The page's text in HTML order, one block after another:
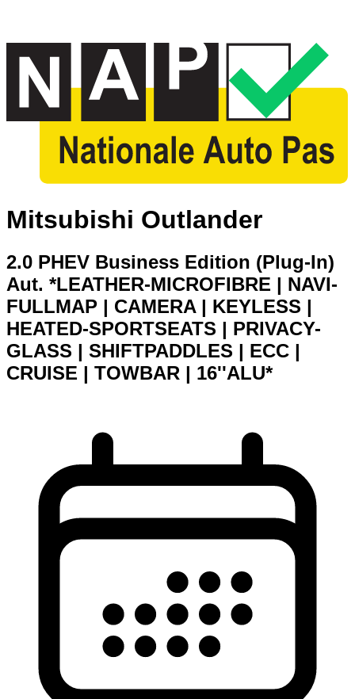
Mitsubishi Outlander
2.0 PHEV Business Edition (Plug-In)
Aut. *LEATHER-MICROFIBRE | NAVI-
FULLMAP | CAMERA | KEYLESS |
HEATED-SPORTSEATS | PRIVACY-
GLASS | SHIFTPADDLES | ECC |
CRUISE | TOWBAR | 16''ALU*